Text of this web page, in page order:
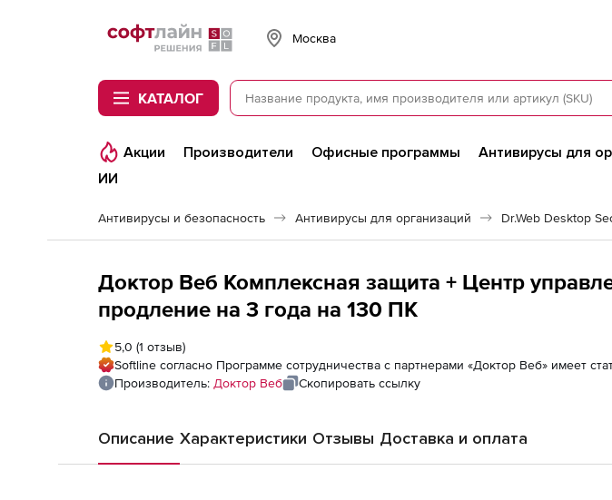
Softline
Москва
КАТАЛОГ
Акции Производители Офисные программы Антивирусы для
ИИ
Антивирусы и безопасность Антивирусы для организаций Dr.Web Desktop
Доктор Веб Комплексная защита + Центр
продление на 3 года на 130 ПК
5,0 (1 отзыв)
Softline согласно Программе сотрудничества с партнерами «Доктор Веб» имеет
Производитель: Доктор Веб Скопировать ссылку
Описание Характеристики Отзывы Доставка и оплата